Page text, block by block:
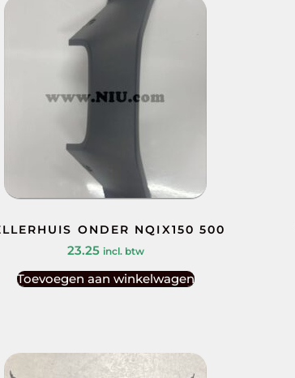
ONDER NQIX150 500
23.25 incl. btw
Toevoegen aan winkelwagen